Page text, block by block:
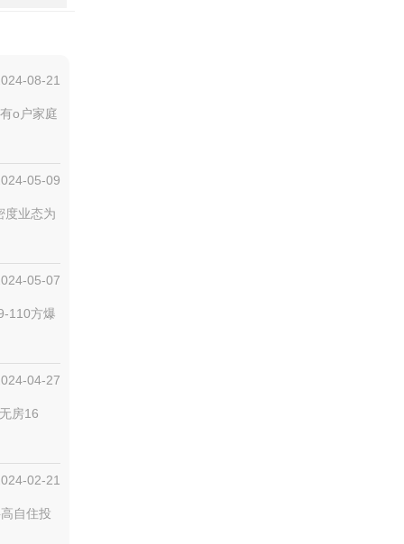
08-21
o户家庭
05-09
度业态为
05-07
110方爆
04-27
房16
02-21
自住投